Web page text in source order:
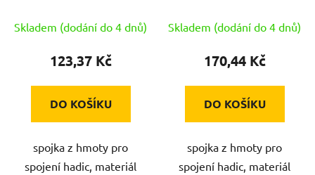
Skladem (dodání do 4 dnů)
123,37 Kč
DO KOŠÍKU
spojka z hmoty pro
spojení hadic, materiál
Skladem (dodání do 4 dnů)
170,44 Kč
DO KOŠÍKU
spojka z hmoty pro
spojení hadic, materiál